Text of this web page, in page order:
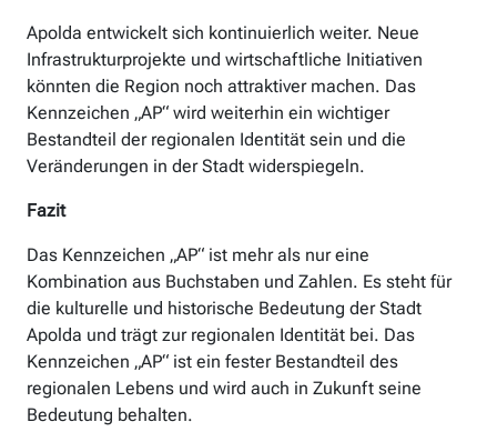
Apolda entwickelt sich kontinuierlich weiter. Neue
Infrastrukturprojekte und wirtschaftliche Initiativen
könnten die Region noch attraktiver machen. Das
Kennzeichen „AP“ wird weiterhin ein wichtiger
Bestandteil der regionalen Identität sein und die
Veränderungen in der Stadt widerspiegeln.
Fazit
Das Kennzeichen „AP“ ist mehr als nur eine
Kombination aus Buchstaben und Zahlen. Es steht für
die kulturelle und historische Bedeutung der Stadt
Apolda und trägt zur regionalen Identität bei. Das
Kennzeichen „AP“ ist ein fester Bestandteil des
regionalen Lebens und wird auch in Zukunft seine
Bedeutung behalten.